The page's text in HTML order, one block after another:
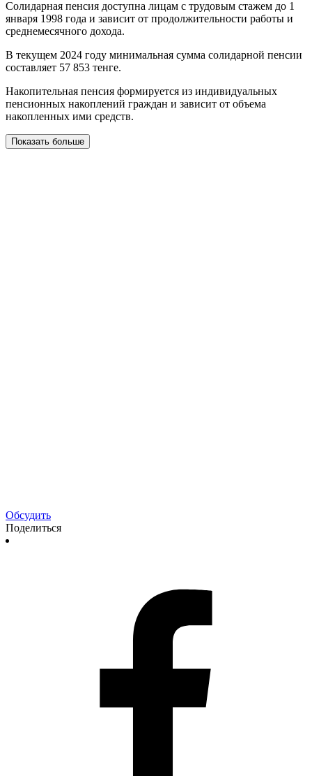
Солидарная пенсия доступна лицам с трудовым стажем до 1
января 1998 года и зависит от продолжительности работы и
среднемесячного дохода.
В текущем 2024 году минимальная сумма солидарной пенсии
составляет 57 853 тенге.
Накопительная пенсия формируется из индивидуальных
пенсионных накоплений граждан и зависит от объема
накопленных ими средств.
Показать больше
Обсудить
Поделиться